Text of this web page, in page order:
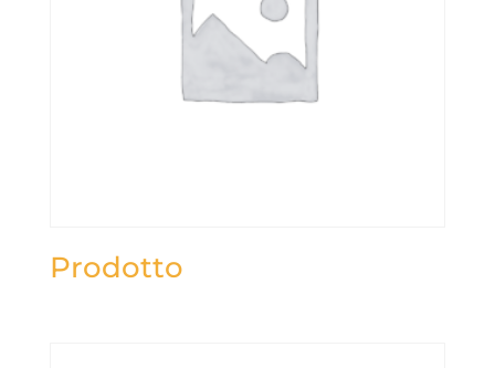
Prodotto